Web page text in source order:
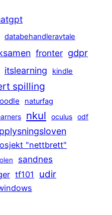
databehandleravtale
fronter gdpr
itslearning kindle
spilling
naturfag
nkul oculus odf
"nettbrett"
sandnes
tf101 udir